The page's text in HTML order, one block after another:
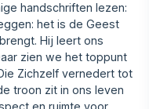
handschriften lezen:
het is de Geest
Hij leert ons
zien we het toppunt
Zichzelf vernedert tot
troon zit in ons leven
en ruimte voor